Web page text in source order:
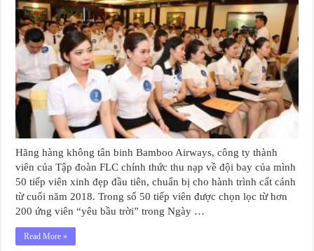
Hãng hàng không tân binh Bamboo Airways, công ty thành
viên của Tập đoàn FLC chính thức thu nạp về đội bay của mình
50 tiếp viên xinh đẹp đầu tiên, chuẩn bị cho hành trình cất cánh
từ cuối năm 2018. Trong số 50 tiếp viên được chọn lọc từ hơn
200 ứng viên “yêu bầu trời” trong Ngày …
Read More »